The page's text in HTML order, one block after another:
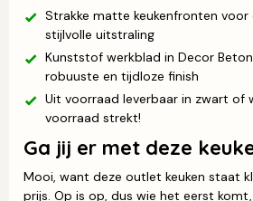
Strakke matte keukenfronten voor
stijlvolle uitstraling
Kunststof werkblad in Decor
robuuste en tijdloze finish
Uit voorraad leverbaar in zwart of
voorraad strekt!
Ga jij er met deze
Mooi, want deze outlet keuken staat
prijs. Op is op, dus wie het eerst